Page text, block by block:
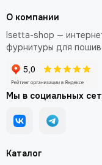
Каталог
О компании
Isetta-shop —
фурнитуры для
Мы в социальных